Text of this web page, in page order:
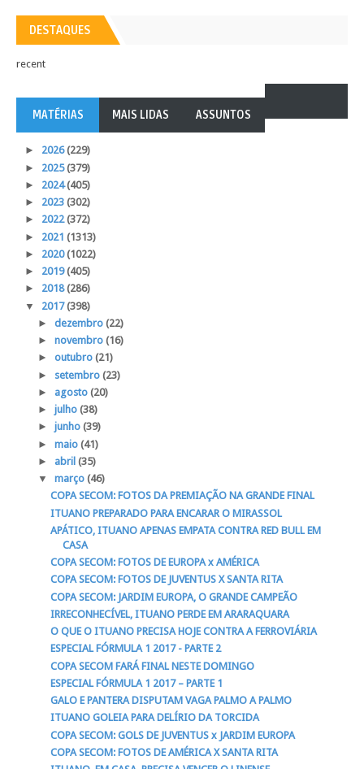
DESTAQUES
recent
MATÉRIAS MAIS LIDAS ASSUNTOS
► 2026(229)
► 2025(379)
► 2024(405)
► 2023 (302)
► 2022(372)
► 2021 (1313)
► 2020(1022)
► 2019(405)
► 2018(286)
▼ 2017(398)
► dezembro (22)
► novembro (16)
► outubro (21)
► setembro (23)
► agosto (20)
► julho (38)
► junho (39)
► maio (41)
► abril (35)
▼ março (46)
COPA SECOM: FOTOS DA PREMIAÇÃO NA GRANDE FINAL
ITUANO PREPARADO PARA ENCARAR O MIRASSOL
APÁTICO, ITUANO APENAS EMPATA CONTRA RED BULL EM
CASA
COPA SECOM: FOTOS DE EUROPA x AMÉRICA
COPA SECOM: FOTOS DE JUVENTUS X SANTA RITA
COPA SECOM: JARDIM EUROPA, O GRANDE CAMPEÃO
IRRECONHECÍVEL, ITUANO PERDE EM ARARAQUARA
O QUE O ITUANO PRECISA HOJE CONTRA A FERROVIÁRIA
ESPECIAL FÓRMULA 1 2017 - PARTE 2
COPA SECOM FARÁ FINAL NESTE DOMINGO
ESPECIAL FÓRMULA 1 2017 – PARTE 1
GALO E PANTERA DISPUTAM VAGA PALMO A PALMO
ITUANO GOLEIA PARA DELÍRIO DA TORCIDA
COPA SECOM: GOLS DE JUVENTUS x JARDIM EUROPA
COPA SECOM: FOTOS DE AMÉRICA X SANTA RITA